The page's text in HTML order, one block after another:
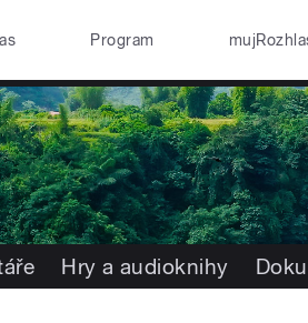
Program
Hry a audioknihy